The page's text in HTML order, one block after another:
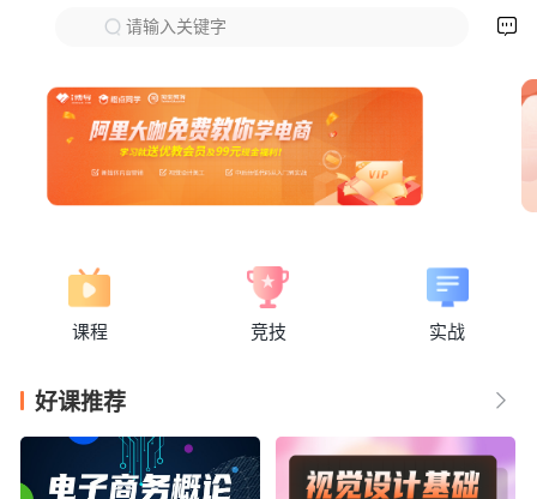
请输入关键字 
课程 竞技 实战
下拉刷新
好课推荐 